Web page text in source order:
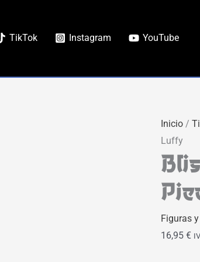
TikTok Instagram YouTube
Inicio /
Luffy
Figuras
16,95€